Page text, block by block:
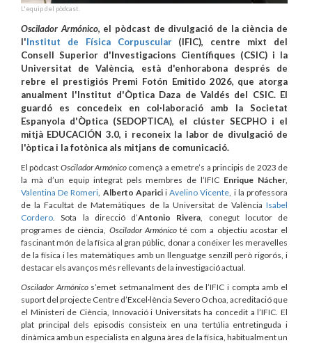
L'equip del pòdcast.
Oscilador Armónico, el pòdcast de divulgació de la ciència de
l'Institut de Física Corpuscular(IFIC), centre mixt del
Consell Superior d'Investigacions Científiques (CSIC) i la
Universitat de València, està d'enhorabona després de
rebre el prestigiós Premi Fotón Emitido 2026, que atorga
anualment l'Institut d'Òptica Daza de Valdés del CSIC. El
guardó es concedeix en col·laboració amb la Societat
Espanyola d'Òptica (SEDOPTICA), el clúster SECPHO i el
mitjà EDUCACIÓN 3.0, i reconeix la labor de divulgació de
l'òptica i la fotònica als mitjans de comunicació.
El pòdcast Oscilador Armónico començà a emetre’s a principis de 2023 de
la mà d’un equip integrat pels membres de l’IFIC Enrique Nácher
Valentina De Romeri Alberto ApariciiAvelino Vicente , i la professora
de la Facultat de Matemàtiques de la Universitat de València Isabel
Cordero . Sota la direcció d’Antonio Rivera , conegut locutor de
programes de ciència, Oscilador Armónicoté com a objectiu acostar el
fascinant món de la física al gran públic, donar a conéixer les meravelles
de la física i les matemàtiques amb un llenguatge senzill però rigorós, i
destacar els avanços més rellevants de la investigació actual.
Oscilador Armónicos’emet setmanalment des de l’IFIC i compta amb el
suport del projecte Centre d’Excel·lència Severo Ochoa, acreditació que
el Ministeri de Ciència, Innovació i Universitats ha concedit a l’IFIC. El
plat principal dels episodis consisteix en una tertúlia entretinguda i
dinàmica amb un especialista en alguna àrea de la física, habitualment un